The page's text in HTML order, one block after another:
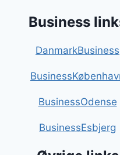
Business
DanmarkBusiness
BusinessOdense
BusinessEsbjerg